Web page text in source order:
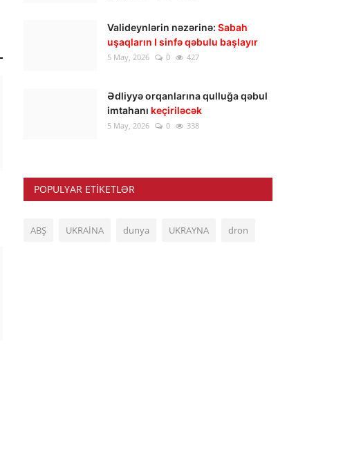
Valideynlərin nəzərinə: Sabah
uşaqların I sinfə qəbulu başlayır
5 May, 2026 0 427
Ədliyyə orqanlarına qulluğa qəbul
imtahanı keçiriləcək
5 May, 2026 0 338
POPULYAR ETIKETLƏR
ABŞ UKRAİNA dunya UKRAYNA dron